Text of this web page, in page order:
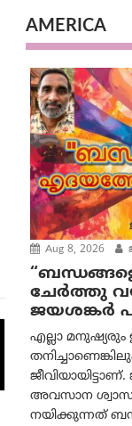
AMERICA
Aug 8, 2026
ചേർത്തു
ജയശങ്കര്‍
എല്ലാ
അവസാന
നയിക്കുന്നത്